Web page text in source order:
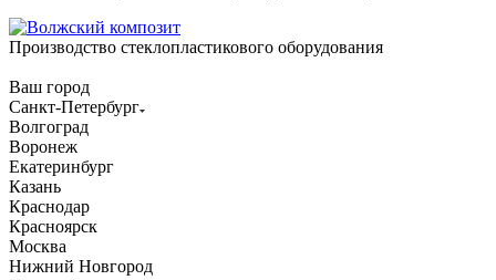
Производство стеклопластикового оборудования
Ваш город
Санкт-Петербург
Волгоград
Воронеж
Екатеринбург
Казань
Краснодар
Красноярск
Москва
Нижний Новгород